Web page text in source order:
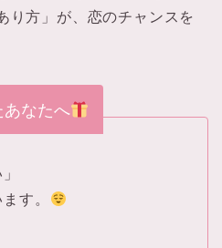
り方」が、恋のチャンスを
あなたへ
す。